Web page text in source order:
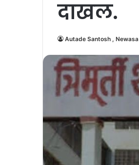
दाखल.
Autade Santosh , Newasa